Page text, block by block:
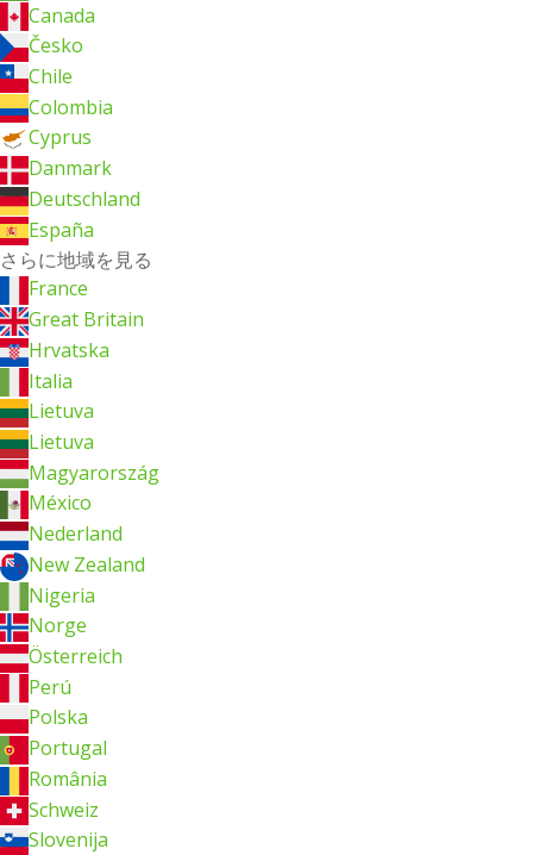
Canada
Česko
Chile
Colombia
Cyprus
Danmark
Deutschland
España
さらに地域を見る
France
Great Britain
Hrvatska
Italia
Lietuva
Lietuva
Magyarország
México
Nederland
New Zealand
Nigeria
Norge
Österreich
Perú
Polska
Portugal
România
Schweiz
Slovenija